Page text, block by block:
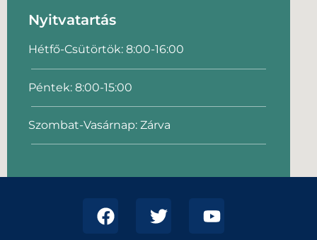
Nyitvatartás
Hétfő-Csütörtök: 8:00-16:00
Péntek: 8:00-15:00
Szombat-Vasárnap: Zárva